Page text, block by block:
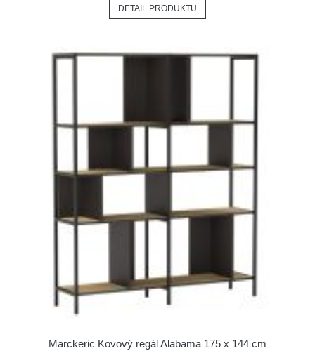
DETAIL PRODUKTU
Marckeric Kovový regál Alabama 175 x 144 cm